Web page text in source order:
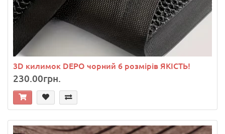
3D килимок DEPO чорний 6 розмірів ЯКІСТЬ!
230.00грн.